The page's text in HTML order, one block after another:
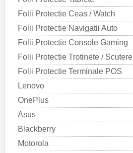
Folii Protectie Ceas / Watch
Folii Protectie Navigatii Auto
Folii Protectie Console Gaming
Folii Protectie Trotinete / Scutere
Folii Protectie Terminale POS
Lenovo
OnePlus
Asus
Blackberry
Motorola